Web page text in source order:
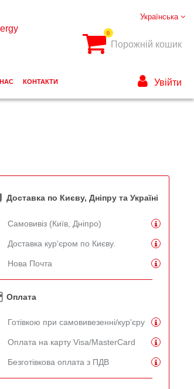
Доставка по Києву, Дніпру та Україні
Самовивіз (Київ, Дніпро)
Доставка кур'єром по Києву.
Нова Почта
Оплата
Готівкою при самовивезенні/кур'єру
Оплата на карту Visa/MasterCard
Безготівкова оплата з ПДВ
Українська
0
Порожній кошик
КОНТАКТИ Увійти